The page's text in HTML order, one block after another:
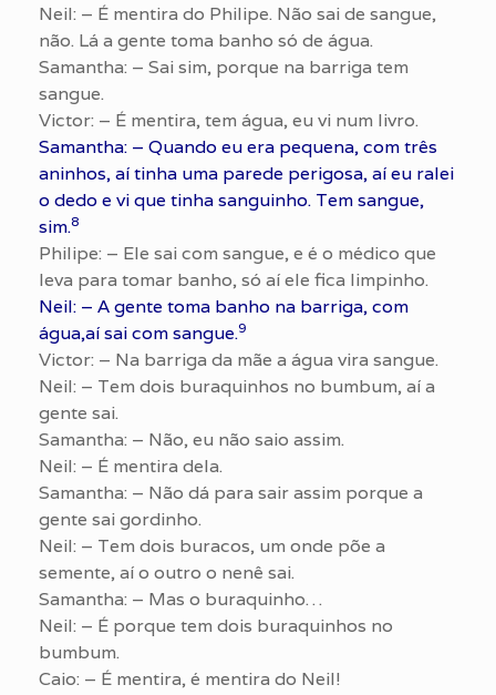
Neil: – É mentira do Philipe. Não sai de sangue,
não. Lá a gente toma banho só de água.
Samantha: – Sai sim, porque na barriga tem
sangue.
Victor: – É mentira, tem água, eu vi num livro.
Samantha: – Quando eu era pequena, com três
aninhos, aí tinha uma parede perigosa, aí eu ralei
o dedo e vi que tinha sanguinho. Tem sangue,
sim.8
Philipe: – Ele sai com sangue, e é o médico que
leva para tomar banho, só aí ele fica limpinho.
Neil: – A gente toma banho na barriga, com
água,aí sai com sangue.9
Victor: – Na barriga da mãe a água vira sangue.
Neil: – Tem dois buraquinhos no bumbum, aí a
gente sai.
Samantha: – Não, eu não saio assim.
Neil: – É mentira dela.
Samantha: – Não dá para sair assim porque a
gente sai gordinho.
Neil: – Tem dois buracos, um onde põe a
semente, aí o outro o nenê sai.
Samantha: – Mas o buraquinho…
Neil: – É porque tem dois buraquinhos no
bumbum.
Caio: – É mentira, é mentira do Neil!